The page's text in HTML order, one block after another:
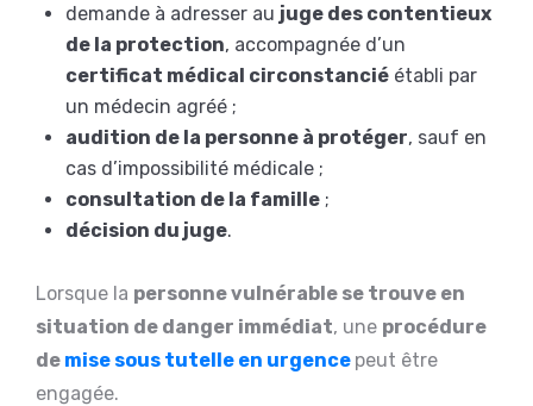
demande à adresser au juge des contentieux
de la protection, accompagnée d’un
certificat médical circonstancié établi par
un médecin agréé ;
audition de la personne à protéger, sauf en
cas d’impossibilité médicale ;
consultation de la famille ;
décision du juge.
Lorsque la personne vulnérable se trouve en
situation de danger immédiat, une procédure
de mise sous tutelle en urgence peut être
engagée.